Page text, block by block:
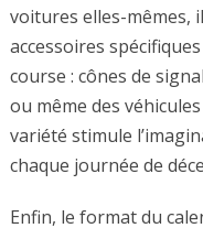
voitures elles-mêmes,
accessoires
course : cônes de
ou même des
variété stimule
chaque journée de
Enfin, le format du